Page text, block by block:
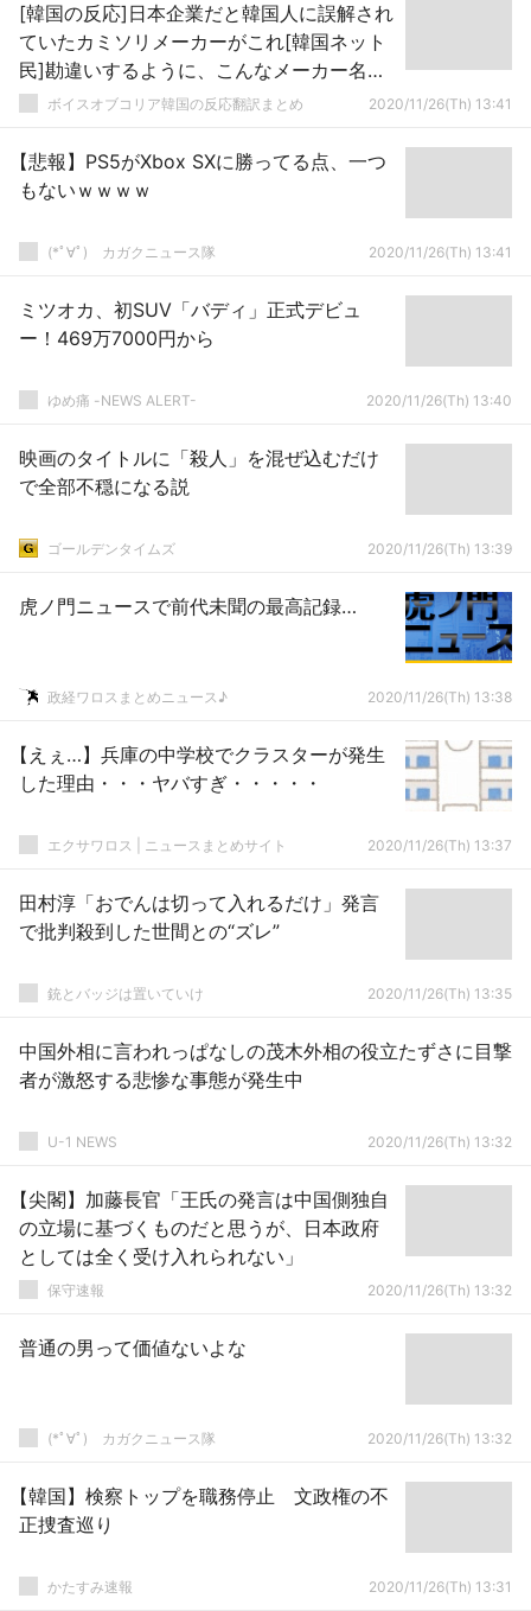
[韓国の反応]日本企業だと韓国人に誤解され
ていたカミソリメーカーがこれ[韓国ネット
民]勘違いするように、こんなメーカー名に
したんだろうな
ボイスオブコリア韓国の反応翻訳まとめ 2020/11/26(Th) 13:41
【悲報】PS5がXbox SXに勝ってる点、一つ
もないｗｗｗｗ
(*ﾟ∀ﾟ)ゞカガクニュース隊 2020/11/26(Th) 13:41
ミツオカ、初SUV「バディ」正式デビュ
ー！469万7000円から
ゆめ痛 -NEWS ALERT- 2020/11/26(Th) 13:40
映画のタイトルに「殺人」を混ぜ込むだけ
で全部不穏になる説
ゴールデンタイムズ 2020/11/26(Th) 13:39
虎ノ門ニュースで前代未聞の最高記録…
政経ワロスまとめニュース♪ 2020/11/26(Th) 13:38
【えぇ…】兵庫の中学校でクラスターが発生
した理由・・・ヤバすぎ・・・・・
エクサワロス | ニュースまとめサイト 2020/11/26(Th) 13:37
田村淳「おでんは切って入れるだけ」発言
で批判殺到した世間との“ズレ”
銃とバッジは置いていけ 2020/11/26(Th) 13:35
中国外相に言われっぱなしの茂木外相の役立たずさに目撃
者が激怒する悲惨な事態が発生中
U-1 NEWS 2020/11/26(Th) 13:32
【尖閣】加藤長官「王氏の発言は中国側独自
の立場に基づくものだと思うが、日本政府
としては全く受け入れられない」
保守速報 2020/11/26(Th) 13:32
普通の男って価値ないよな
(*ﾟ∀ﾟ)ゞカガクニュース隊 2020/11/26(Th) 13:32
【韓国】検察トップを職務停止 文政権の不
正捜査巡り
かたすみ速報 2020/11/26(Th) 13:31